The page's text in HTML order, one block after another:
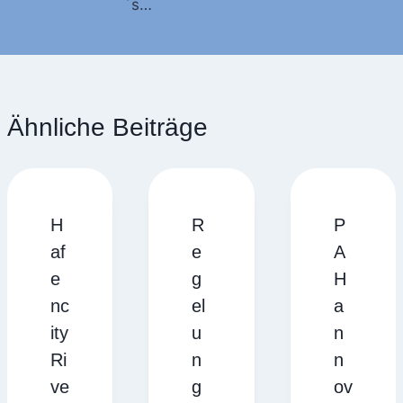
´s…
Ähnliche Beiträge
H
af
e
nc
ity
Ri
ve
R
e
g
el
u
n
g
P
A
H
a
n
n
ov